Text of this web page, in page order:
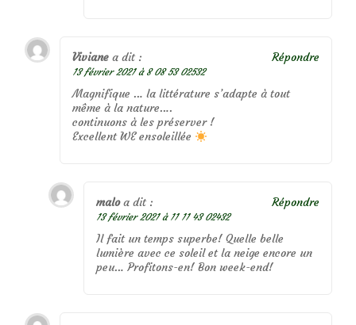
Viviane a dit :
13 février 2021 à 8 08 53 02532
Magnifique … la littérature s’adapte à tout
même à la nature….
continuons à les préserver !
Excellent WE ensoleillée
Répondre
malo a dit :
13 février 2021 à 11 11 43 02432
Il fait un temps superbe! Quelle belle
lumière avec ce soleil et la neige encore un
peu… Profitons-en! Bon week-end!
Répondre